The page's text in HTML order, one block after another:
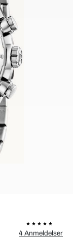
4 Anmeldelser